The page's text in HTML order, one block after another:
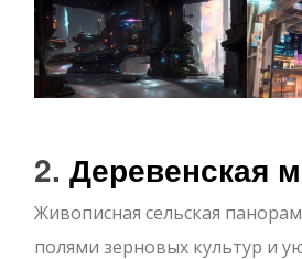
2.Деревенская
Живописная сельская
полями зерновых культур и